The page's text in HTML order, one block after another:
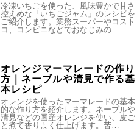
冷凍いちごを使った、風味豊かで甘さ
控えめな「いちごジャム」のレシピを
ご紹介します。業務スーパーやコスト
コ、コンビニなどでおなじみの…
オレンジマーマレードの作り
方｜ネーブルや清見で作る基
本レシピ
オレンジを使ったマーマレードの基本
的な作り方を紹介します。ネーブルや
清見などの国産オレンジを使い、皮ご
と煮て香りよく仕上げます。苦…